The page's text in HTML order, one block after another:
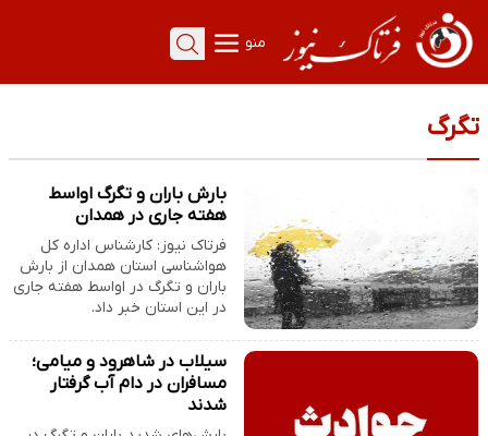
منو
تگرگ
بارش باران و تگرگ اواسط
هفته جاری در همدان
فرتاک نیوز: کارشناس اداره کل
هواشناسی استان همدان از بارش
باران و تگرگ در اواسط هفته جاری
در این استان خبر داد.
سیلاب در شاهرود و میامی؛
مسافران در دام آب گرفتار
شدند